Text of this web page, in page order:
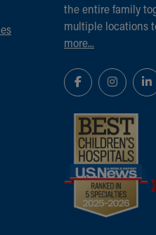
the entire family
multiple locations
more...